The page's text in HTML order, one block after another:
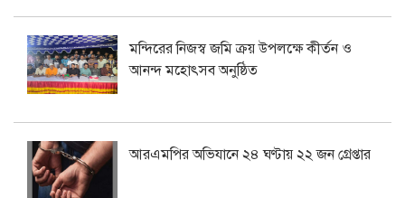
মন্দিরের নিজস্ব জমি ক্রয় উপলক্ষে কীর্তন ও
আনন্দ মহোৎসব অনুষ্ঠিত
আরএমপির অভিযানে ২৪ ঘণ্টায় ২২ জন গ্রেপ্তার